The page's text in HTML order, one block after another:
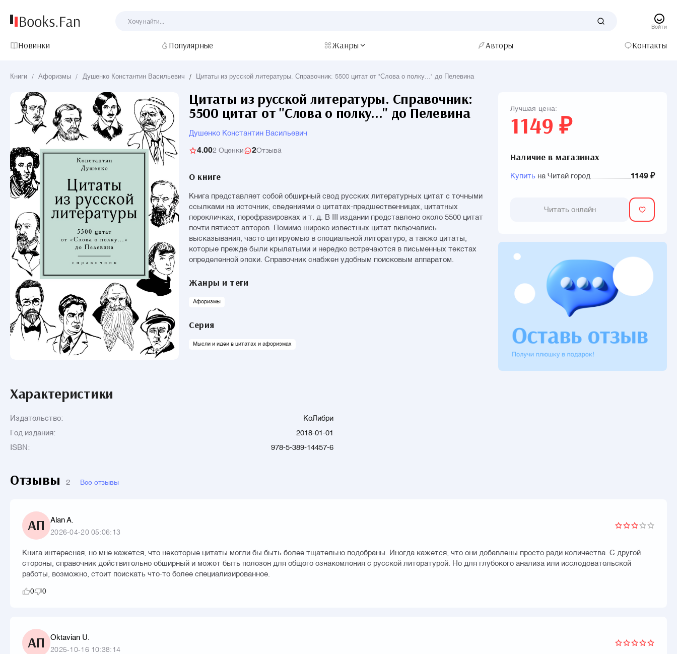
Войти
Новинки Популярные Жанры Авторы Контакты
Книги / Афоризмы / Душенко Константин Васильевич / Цитаты из русской литературы. Справочник: 5500 цитат от "Слова о полку..." до Пелевина
Цитаты из русской литературы. Справочник:
5500 цитат от "Слова о полку..." до Пелевина
Душенко Константин Васильевич
4.002 Оценки 2Отзыва
О книге
Книга представляет собой обширный свод русских литературных цитат с точными
ссылками на источник, сведениями о цитатах-предшественницах, цитатных
перекличках, перефразировках и т. д. В III издании представлено около 5500 цитат
почти пятисот авторов. Помимо широко известных цитат включались
высказывания, часто цитируемые в специальной литературе, а также цитаты,
которые прежде были крылатыми и нередко встречаются в письменных текстах
определенной эпохи. Справочник снабжен удобным поисковым аппаратом.
Жанры и теги
Афоризмы
Серия
Мысли и идеи в цитатах и афоризмах
Лучшая цена:
1149 ₽
Наличие в магазинах
Купить на Читай город 1149 ₽
Читать онлайн
Характеристики
Издательство:
КоЛибри
Год издания:
2018-01-01
ISBN:
978-5-389-14457-6
Отзывы 2 Все отзывы
АП Alan A.
2026-04-20 05:06:13
Книга интересная, но мне кажется, что некоторые цитаты могли бы быть более тщательно подобраны. Иногда кажется, что они добавлены просто ради количества. С другой
стороны, справочник действительно обширный и может быть полезен для общего ознакомления с русской литературой. Но для глубокого анализа или исследовательской
работы, возможно, стоит поискать что-то более специализированное.
0 0
АП Oktavian U.
2025-10-16 10:38:14